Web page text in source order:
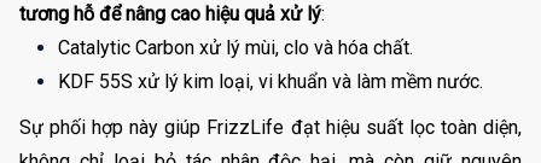
tương hỗ để nâng cao hiệu quả xử lý:
Catalytic Carbon xử lý mùi, clo và hóa chất.
KDF 55S xử lý kim loại, vi khuẩn và làm mềm nước.
Sự phối hợp này giúp FrizzLife đạt hiệu suất lọc toàn diện,